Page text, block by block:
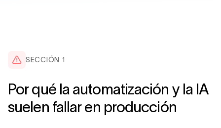
LAZO CERRADO · LÍNEA A
FEEDER −1.5 °C
SECCIÓN 1
Por qué la automatización y la IA
suelen fallar en producción